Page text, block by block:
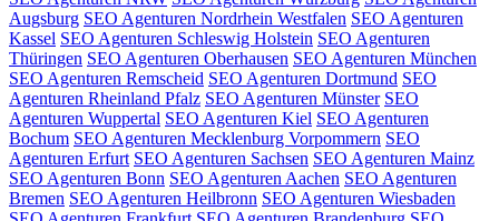
Augsburg SEO Agenturen Nordrhein Westfalen SEO Agenturen
Kassel SEO Agenturen Schleswig Holstein SEO Agenturen
Thüringen SEO Agenturen Oberhausen SEO Agenturen München
SEO Agenturen Remscheid SEO Agenturen Dortmund SEO
Agenturen Rheinland Pfalz SEO Agenturen Münster SEO
Agenturen Wuppertal SEO Agenturen Kiel SEO Agenturen
Bochum SEO Agenturen Mecklenburg Vorpommern SEO
Agenturen Erfurt SEO Agenturen Sachsen SEO Agenturen Mainz
SEO Agenturen Bonn SEO Agenturen Aachen SEO Agenturen
Bremen SEO Agenturen Heilbronn SEO Agenturen Wiesbaden